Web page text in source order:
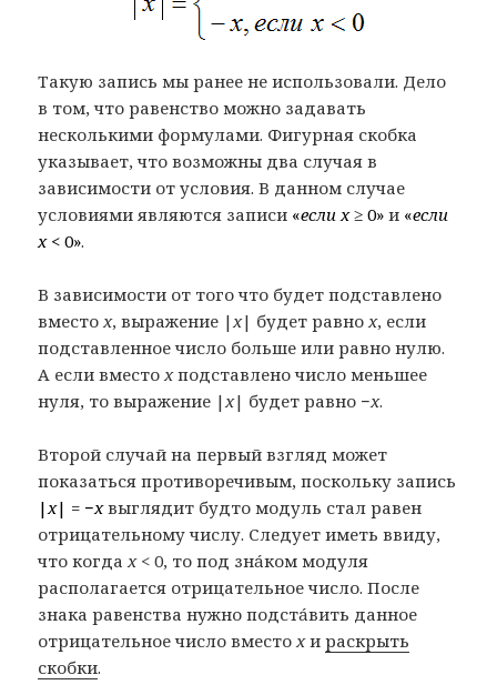
Такую запись мы ранее не использовали. Дело
в том, что равенство можно задавать
несколькими формулами. Фигурная скобка
указывает, что возможны два случая в
зависимости от условия. В данном случае
условиями являются записи «если x ≥0» и «если
x <0».
В зависимости от того что будет подставлено
вместо x, выражение | x| будет равно x, если
подставленное число больше или равно нулю.
А если вместо xподставлено число меньшее
нуля, то выражение | x| будет равно −x.
Второй случай на первый взгляд может
показаться противоречивым, поскольку запись
| x| = −xвыглядит будто модуль стал равен
отрицательному числу. Следует иметь ввиду,
что когда x <0, то под знáком модуля
располагается отрицательное число. После
знака равенства нужно подстáвить данное
отрицательное число вместо xираскрыть
скобки.